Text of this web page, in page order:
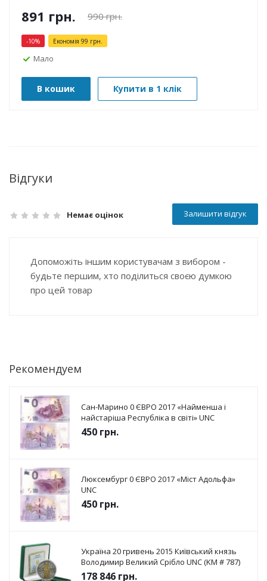
891 грн. 990грн.
-10% Економія 99 грн.
Мало
В кошик Купити в 1 клік
Відгуки
Немає оцінок Залишити відгук
Допоможіть іншим користувачам з вибором -
будьте першим, хто поділиться своєю думкою
про цей товар
Рекомендуем
Сан-Марино 0 ЄВРО 2017 «Найменша і
найстаріша Республіка в світі» UNC
450 грн.
Люксембург 0 ЄВРО 2017 «Міст Адольфа»
UNC
450 грн.
Україна 20 гривень 2015 Київський князь
Володимир Великий Срібло UNC (KM # 787)
178 846 грн.